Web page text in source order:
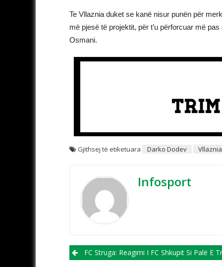
Te Vllaznia duket se kanë nisur punën për
më pjesë të projektit, për t’u përforcuar më
Osmani.
Gjithsej të etiketuara Darko Dodev Vllaznia
Infosport
Post navigation
FC Struga: Reagimi I FC Shkupit Si Palë E Tretë Është Një Precedent I Pandodhur Më Parë Në